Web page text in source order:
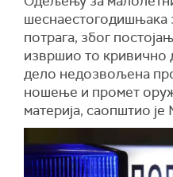
шеснаестогодишњака
потрага, због
извршио то кривично
дело недозвољена
ношење и промет
материја, саопштио